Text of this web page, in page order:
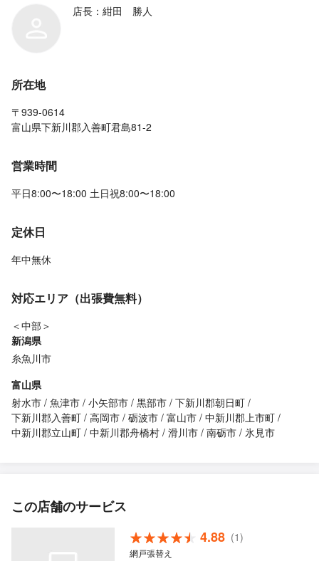
店長：紺田 勝人
所在地
〒939-0614
富山県下新川郡入善町君島81-2
営業時間
平日8:00〜18:00 土日祝8:00〜18:00
定休日
年中無休
対応エリア（出張費無料）
＜中部＞
新潟県
糸魚川市
富山県
射水市 魚津市 小矢部市 黒部市 下新川郡朝日町
下新川郡入善町 高岡市 砺波市 富山市 中新川郡上市町
中新川郡立山町 中新川郡舟橋村 滑川市 南砺市 氷見市
この店舗のサービス
4.88 (1)
網戸張替え